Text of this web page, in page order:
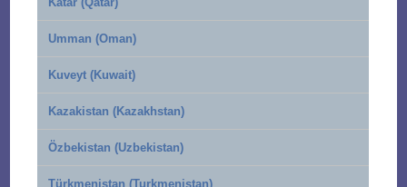
Umman (Oman)
Kuveyt (Kuwait)
Kazakistan (Kazakhstan)
Özbekistan (Uzbekistan)
Türkmenistan (Turkmenistan)